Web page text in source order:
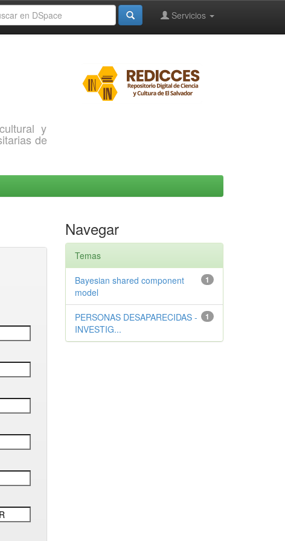
Servicios
y
de
Navegar
Temas
1
Bayesian shared component
model
1
PERSONAS DESAPARECIDAS -
INVESTIG...